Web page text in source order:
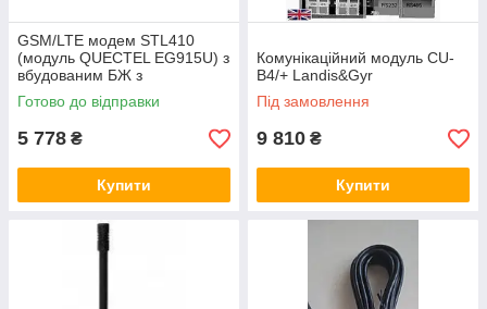
GSM/LTE модем STL410
(модуль QUECTEL EG915U) з
вбудованим БЖ з
RS232/RS485
Готово до відправки
5 778 ₴
Купити
Комунікаційний модуль CU-
B4/+ Landis&Gyr
Під замовлення
9 810 ₴
Купити